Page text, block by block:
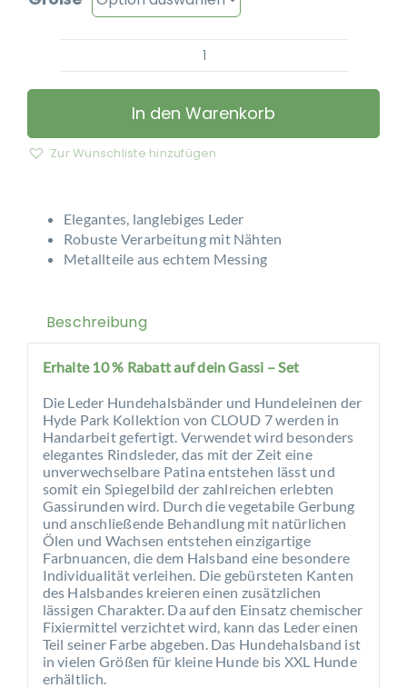
CLOUD
7
-
Hyde
Menge
In den Warenkorb
Zur Wunschliste hinzufügen
Elegantes, langlebiges Leder
Robuste Verarbeitung mit Nähten
Metallteile aus echtem Messing
Beschreibung
Erhalte 10 % Rabatt auf dein Gassi – Set
Die Leder Hundehalsbänder und Hundeleinen der
Hyde Park Kollektion von CLOUD 7 werden in
Handarbeit gefertigt. Verwendet wird besonders
elegantes Rindsleder, das mit der Zeit eine
unverwechselbare Patina entstehen lässt und
somit ein Spiegelbild der zahlreichen erlebten
Gassirunden wird. Durch die vegetabile Gerbung
und anschließende Behandlung mit natürlichen
Ölen und Wachsen entstehen einzigartige
Farbnuancen, die dem Halsband eine besondere
Individualität verleihen. Die gebürsteten Kanten
des Halsbandes kreieren einen zusätzlichen
lässigen Charakter. Da auf den Einsatz chemischer
Fixiermittel verzichtet wird, kann das Leder einen
Teil seiner Farbe abgeben. Das Hundehalsband ist
in vielen Größen für kleine Hunde bis XXL Hunde
erhältlich.